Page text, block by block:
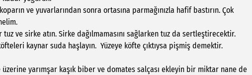
ve yuvarlarından sonra ortasına parmağınızla hafif bastırın. Çok
ve sirke atın. Sirke dağılmamasını sağlarken tuz da sertleştirecektir.
kaynar suda haşlayın. Yüzeye köfte çıktıysa pişmiş demektir.
üzerine yarımşar kaşık biber ve domates salçası ekleyin bir miktar nane de